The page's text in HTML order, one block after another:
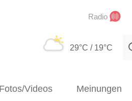
Radio
29°C / 19°C
Fotos/Videos Meinungen